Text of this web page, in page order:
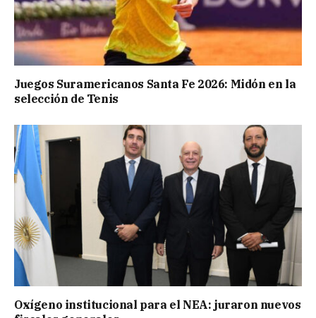
Juegos Suramericanos Santa Fe 2026: Midón en la
selección de Tenis
Oxígeno institucional para el NEA: juraron nuevos